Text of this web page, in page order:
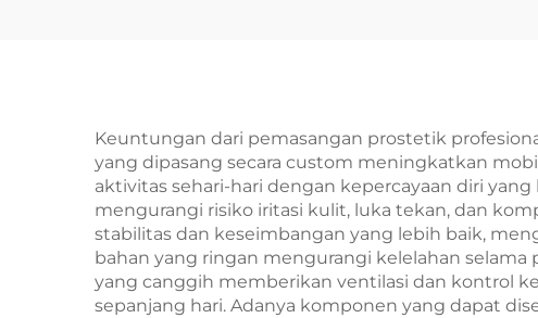
Keuntungan dari pemasangan prostetik
yang dipasang secara custom meningkatkan
aktivitas sehari-hari dengan kepercayaan diri
mengurangi risiko iritasi kulit, luka tekan, dan
stabilitas dan keseimbangan yang lebih baik,
bahan yang ringan mengurangi kelelahan
yang canggih memberikan ventilasi dan kontrol
sepanjang hari. Adanya komponen yang dapat